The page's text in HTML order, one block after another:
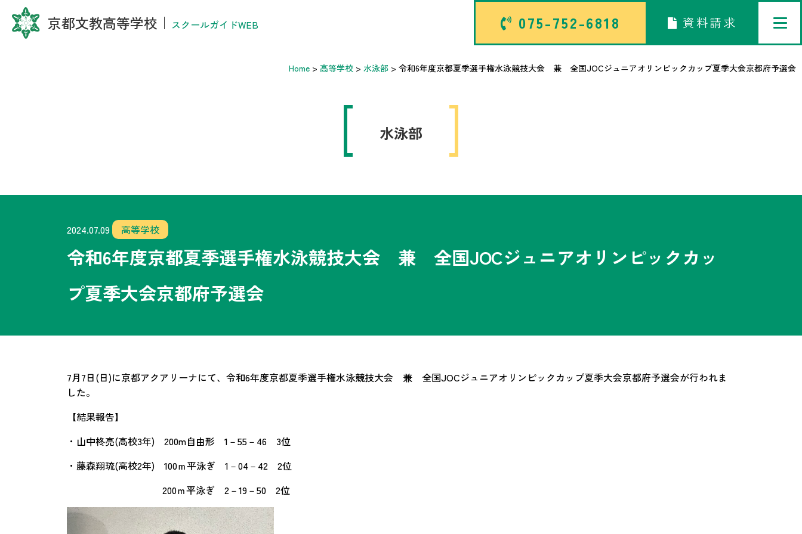
京都文教高等学校 ｜ スクールガイドWEB 075-752-6818 資料請求
Home > 高等学校 > 水泳部 > 令和6年度京都夏季選手権水泳競技大会 兼 全国JOCジュニアオリンピックカップ夏季大会京都府予選会
水泳部
2024.07.09 高等学校
令和6年度京都夏季選手権水泳競技大会 兼 全国JOCジュニアオリンピックカッ
プ夏季大会京都府予選会
7月7日(日)に京都アクアリーナにて、令和6年度京都夏季選手権水泳競技大会 兼 全国JOCジュニアオリンピックカップ夏季大会京都府予選会が行われま
した。
【結果報告】
・山中柊亮(高校3年) 200m自由形 1－55－46 3位
・藤森翔琉(高校2年) 100ｍ平泳ぎ 1－04－42 2位
200ｍ平泳ぎ 2－19－50 2位